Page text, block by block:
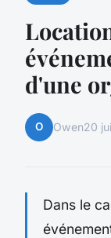
d'une
O Owen20
Dans le